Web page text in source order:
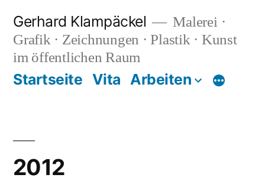
Inhalt
springen
Gerhard Klampäckel
Malerei ·
Grafik · Zeichnungen · Plastik · Kunst
im öffentlichen Raum
Startseite Vita Arbeiten Mehr
2012